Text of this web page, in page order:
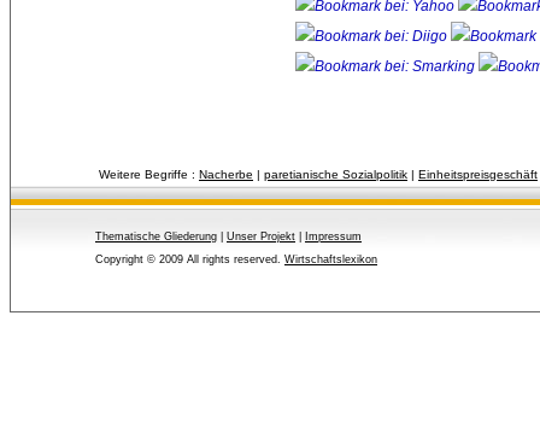
Weitere Begriffe : Nacherbe | paretianische Sozialpolitik | Einheitspreisgeschäft
Thematische Gliederung Unser Projekt
Impressum
Copyright © 2009 All rights reserved. Wirtschaftslexikon